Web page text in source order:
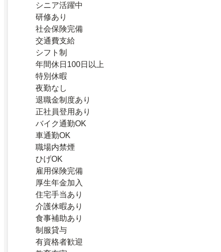
シニア活躍中
研修あり
社会保険完備
交通費支給
シフト制
年間休日100日以上
特別休暇
夜勤なし
退職金制度あり
正社員登用あり
バイク通勤OK
車通勤OK
職場内禁煙
ひげOK
雇用保険完備
厚生年金加入
住宅手当あり
介護休暇あり
食事補助あり
制服貸与
有資格者歓迎